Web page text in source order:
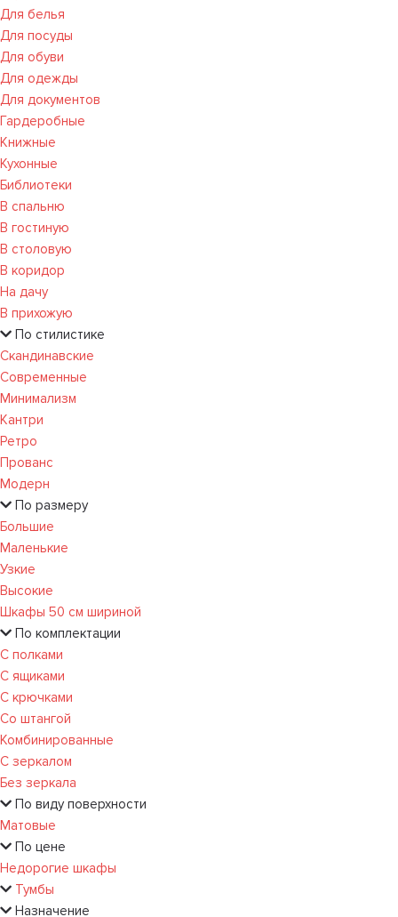
Для белья
Для посуды
Для обуви
Для одежды
Для документов
Гардеробные
Книжные
Кухонные
Библиотеки
В спальню
В гостиную
В столовую
В коридор
На дачу
В прихожую
По стилистике
Скандинавские
Современные
Минимализм
Кантри
Ретро
Прованс
Модерн
По размеру
Большие
Маленькие
Узкие
Высокие
Шкафы 50 см шириной
По комплектации
С полками
С ящиками
С крючками
Со штангой
Комбинированные
С зеркалом
Без зеркала
По виду поверхности
Матовые
По цене
Недорогие шкафы
Тумбы
Назначение